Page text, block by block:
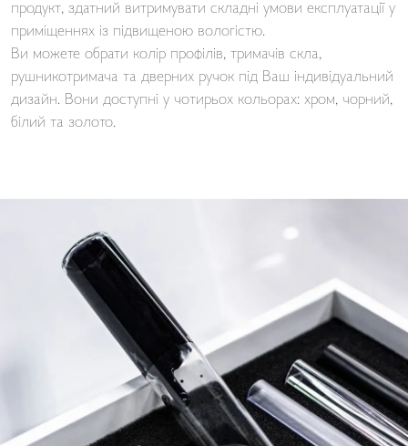
продукт, здатний витримувати складні умови експлуатації у
приміщеннях із підвищеною вологістю.
Ви можете обрати колір профілів, тримачів скла,
рушникотримача та дверних ручок під Ваш індивідуальний
дизайн. Вони доступні у чотирьох кольорах: хром, чорний,
білий та золото.